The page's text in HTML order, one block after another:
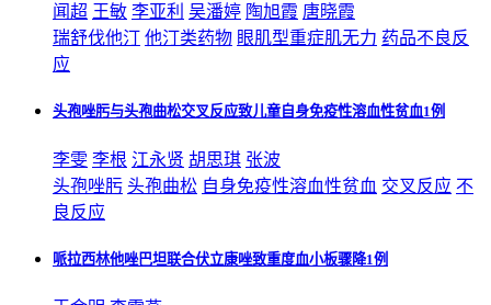
闻超 王敏 李亚利 吴潘婷 陶旭霞 唐晓霞
瑞舒伐他汀 他汀类药物 眼肌型重症肌无力 药品不良反
应
头孢唑肟与头孢曲松交叉反应致儿童自身免疫性溶血性贫血1例
李雯 李根 江永贤 胡思琪 张波
头孢唑肟 头孢曲松 自身免疫性溶血性贫血 交叉反应 不
良反应
哌拉西林他唑巴坦联合伏立康唑致重度血小板骤降1例